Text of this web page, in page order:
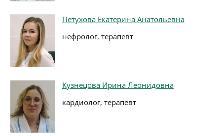
Петухова Екатерина Анатольевна
нефролог, терапевт
Кузнецова Ирина Леонидовна
кардиолог, терапевт